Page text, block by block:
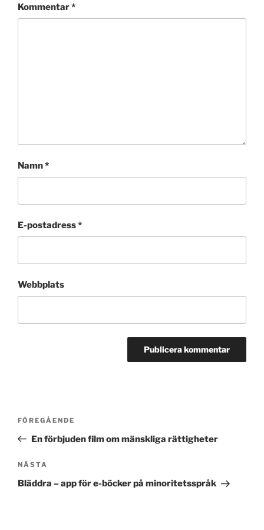
Kommentar*
Namn*
E-postadress*
Webbplats
Inläggsnavigering
Föregående
inlägg
FÖREGÅENDE
En förbjuden film om mänskliga rättigheter
Nästa
inlägg
NÄSTA
Bläddra – app för e-böcker på minoritetsspråk